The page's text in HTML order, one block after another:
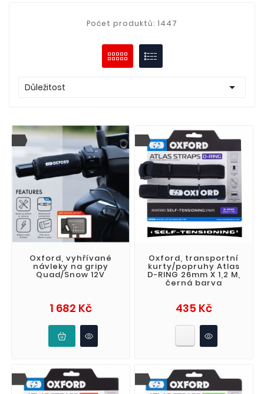
Počet produktů: 1447
Důležitost 
Oxford, vyhřívané
návleky na gripy
Quad/Snow 12V
1 682 KčCena
Oxford, transportní
kurty/popruhy Atlas
D-RING 26mm X 1,2 M,
černá barva
435 KčCena